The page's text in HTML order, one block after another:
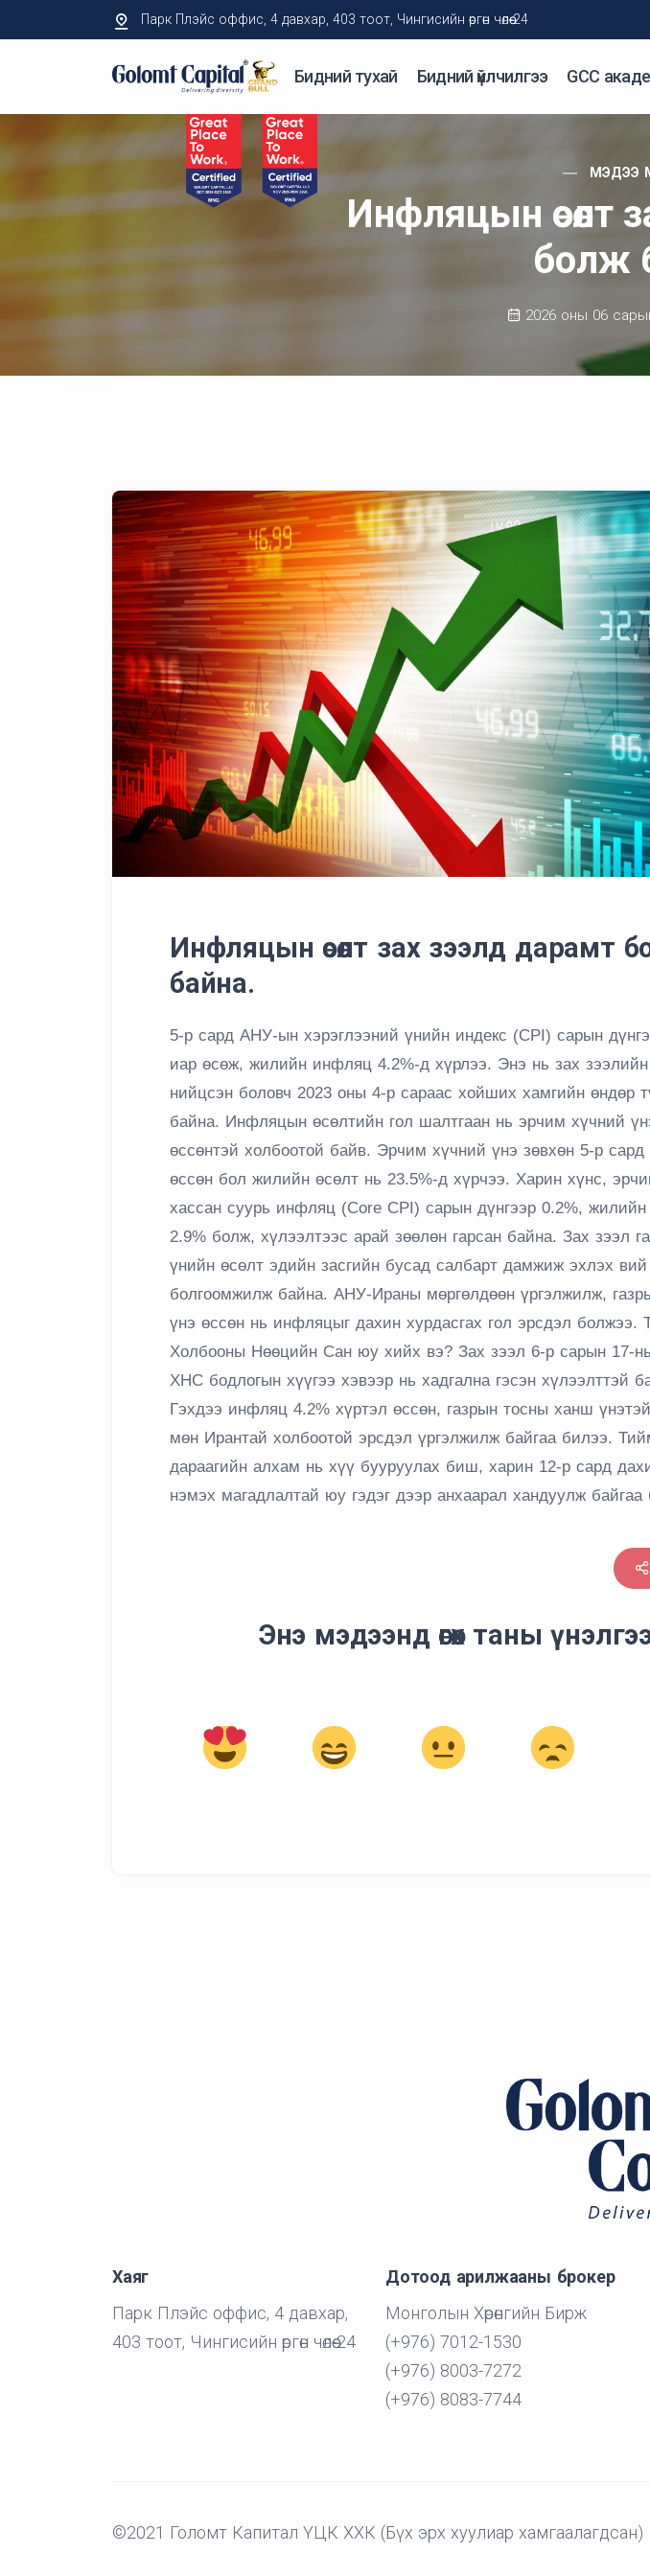
Парк Плэйс оффис, 4 давхар, 403 тоот, Чингисийн өргөн чөлөө-24
Бидний тухай Бидний үйлчилгээ GCC
МЭДЭЭ
Инфляцын өсөлт
болж
2026 оны 06
Инфляцын өсөлт зах зээлд дарамт
байна.
5-р сард АНУ-ын хэрэглээний үнийн индекс (CPI) сарын
иар өсөж, жилийн инфляц 4.2%-д хүрлээ. Энэ нь зах зээлийн
нийцсэн боловч 2023 оны 4-р сараас хойших хамгийн өндөр
байна. Инфляцын өсөлтийн гол шалтгаан нь эрчим хүчний
өссөнтэй холбоотой байв. Эрчим хүчний үнэ зөвхөн 5-р сард
өссөн бол жилийн өсөлт нь 23.5%-д хүрчээ. Харин хүнс,
хассан суурь инфляц (Core CPI) сарын дүнгээр 0.2%, жилийн
2.9% болж, хүлээлтээс арай зөөлөн гарсан байна. Зах зээл
үнийн өсөлт эдийн засгийн бусад салбарт дамжиж эхлэх вий
болгоомжилж байна. АНУ-Ираны мөргөлдөөн үргэлжилж,
үнэ өссөн нь инфляцыг дахин хурдасгах гол эрсдэл болжээ.
Холбооны Нөөцийн Сан юу хийх вэ? Зах зээл 6-р сарын 17-
ХНС бодлогын хүүгээ хэвээр нь хадгална гэсэн хүлээлттэй
Гэхдээ инфляц 4.2% хүртэл өссөн, газрын тосны ханш
мөн Ирантай холбоотой эрсдэл үргэлжилж байгаа билээ.
дараагийн алхам нь хүү бууруулах биш, харин 12-р сард
нэмэх магадлалтай юу гэдэг дээр анхаарал хандуулж байгаа
Энэ мэдээнд өгөх таны
Хаяг
Парк Плэйс оффис, 4 давхар,
403 тоот, Чингисийн өргөн чөлөө-24
Дотоод арилжааны брокер
Монголын Хөрөнгийн Бирж
(+976) 7012-1530
(+976) 8003-7272
(+976) 8083-7744
©2021 Голомт Капитал ҮЦК ХХК (Бүх эрх хуулиар хамгаалагдсан)